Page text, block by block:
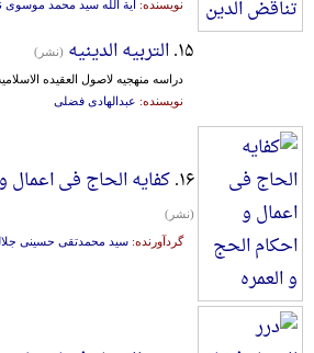
نویسنده: آیة الله سید محمد موسوی
۱۵. التربیه الدینیه (نشر)
در‌اسه‌ منهجیه‌ لاصول‌ ‌العقیده‌
نویسنده: عبدالهادی فضلی
۱۶. کفایه الحاج فی اعمال
(نشر)
گردآورنده: سید محمدتقی حسینی